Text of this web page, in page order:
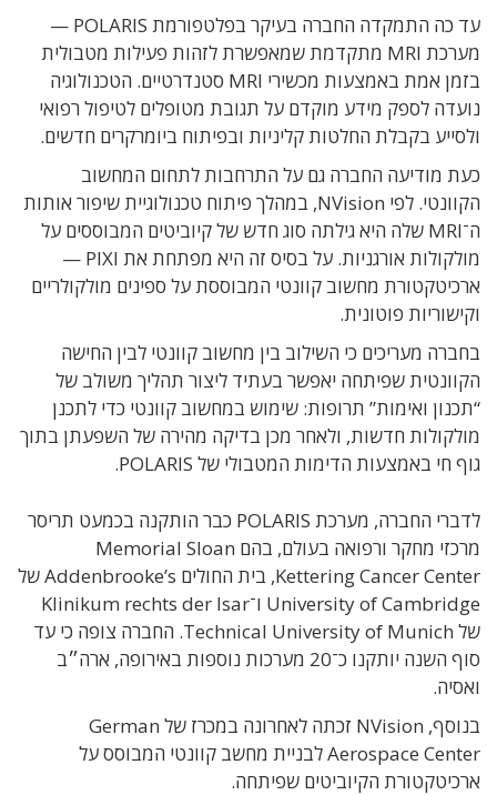
עד כה התמקדה החברה בעיקר בפלטפורמת POLARIS —
מערכת MRI מתקדמת שמאפשרת לזהות פעילות מטבולית
בזמן אמת באמצעות מכשירי MRI סטנדרטיים. הטכנולוגיה
נועדה לספק מידע מוקדם על תגובת מטופלים לטיפול רפואי
ולסייע בקבלת החלטות קליניות ובפיתוח ביומרקרים חדשים.
כעת מודיעה החברה גם על התרחבות לתחום המחשוב
הקוונטי. לפי NVision, במהלך פיתוח טכנולוגיית שיפור אותות
ה־MRI שלה היא גילתה סוג חדש של קיוביטים המבוססים על
מולקולות אורגניות. על בסיס זה היא מפתחת את PIXI —
ארכיטקטורת מחשוב קוונטי המבוססת על ספינים מולקולריים
וקישוריות פוטונית.
בחברה מעריכים כי השילוב בין מחשוב קוונטי לבין החישה
הקוונטית שפיתחה יאפשר בעתיד ליצור תהליך משולב של
“תכנון ואימות” תרופות: שימוש במחשוב קוונטי כדי לתכנן
מולקולות חדשות, ולאחר מכן בדיקה מהירה של השפעתן בתוך
גוף חי באמצעות הדימות המטבולי של POLARIS.
לדברי החברה, מערכת POLARIS כבר הותקנה בכמעט תריסר
מרכזי מחקר ורפואה בעולם, בהם Memorial Sloan
Kettering Cancer Center, בית החולים Addenbrooke’s של
University of Cambridge ו־Klinikum rechts der Isar
של Technical University of Munich. החברה צופה כי עד
סוף השנה יותקנו כ־20 מערכות נוספות באירופה, ארה״ב
ואסיה.
בנוסף, NVision זכתה לאחרונה במכרז של German
Aerospace Center לבניית מחשב קוונטי המבוסס על
ארכיטקטורת הקיוביטים שפיתחה.